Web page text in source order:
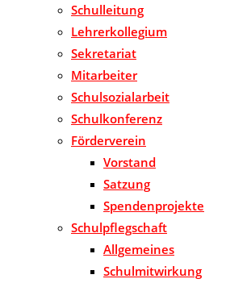
Schulleitung
Lehrerkollegium
Sekretariat
Mitarbeiter
Schulsozialarbeit
Schulkonferenz
Förderverein
Vorstand
Satzung
Spendenprojekte
Schulpflegschaft
Allgemeines
Schulmitwirkung